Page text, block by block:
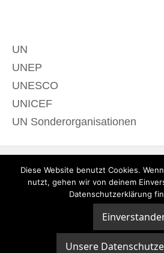
UN
UNEP
UNESCO
UNICEF
UN Sonderorganisationen
Datenschutzerklärung|Impressum
Diese Website benutzt Cookies.
nutzt, gehen wir von deinem
Datenschutzerklärung
Unsere